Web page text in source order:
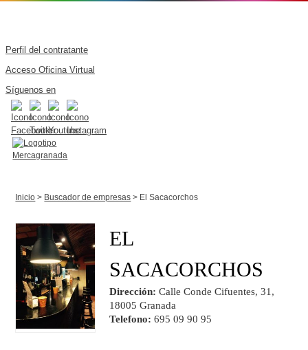
Perfil del contratante
Acceso Oficina Virtual
Síguenos en
Inicio > Buscador de empresas > El Sacacorchos
EL
SACACORCHOS
Dirección: Calle Conde Cifuentes, 31,
18005 Granada
Telefono: 695 09 90 95